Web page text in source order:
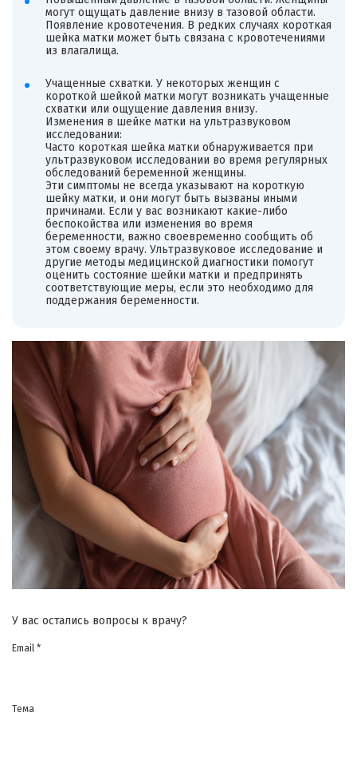
могут ощущать давление внизу в тазовой области.
Появление кровотечения. В редких случаях короткая
шейка матки может быть связана с кровотечениями
из влагалища.
Учащенные схватки. У некоторых женщин с
короткой шейкой матки могут возникать учащенные
схватки или ощущение давления внизу.
Изменения в шейке матки на ультразвуковом
исследовании:
Часто короткая шейка матки обнаруживается при
ультразвуковом исследовании во время регулярных
обследований беременной женщины.
Эти симптомы не всегда указывают на короткую
шейку матки, и они могут быть вызваны иными
причинами. Если у вас возникают какие-либо
беспокойства или изменения во время
беременности, важно своевременно сообщить об
этом своему врачу. Ультразвуковое исследование и
другие методы медицинской диагностики помогут
оценить состояние шейки матки и предпринять
соответствующие меры, если это необходимо для
поддержания беременности.
У вас остались вопросы к врачу?
Email *
Тема